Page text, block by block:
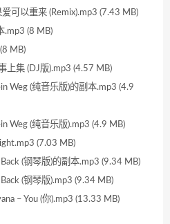
可以重来 (Remix).mp3 (7.43 MB)
.mp3 (8 MB)
MB)
集 (DJ版).mp3 (4.57 MB)
Weg (纯音乐版)的副本.mp3 (4.9
Weg (纯音乐版).mp3 (4.9 MB)
(7.03 MB)
(钢琴版)的副本.mp3 (9.34 MB)
(钢琴版).mp3 (9.34 MB)
– You (你).mp3 (13.33 MB)